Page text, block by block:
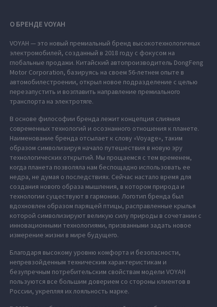
О БРЕНДЕ VOYAH
VOYAH — это новый премиальный бренд высокотехнологичных
электромобилей, созданный в 2018 году с фокусом на
глобальные продажи. Китайский автопроизводитель DongFeng
Motor Corporation, базируясь на своем 56-летнем опыте в
автомобилестроении, открыл новое подразделение с целью
перезапустить и возглавить направление премиального
транспорта на электротяге.
В основе философии бренда лежит концепция слияния
современных технологий и осознанного отношения к планете.
Наименование бренда отсылает к слову «Voyage», таким
образом символизируя начало путешествия в новую эру
технологических открытий. Мы прощаемся с тем временем,
когда планета позволяла нам беспощадно использовать ее
недра, не думая о последствиях. Сейчас настало время для
создания нового образа мышления, в котором природа и
технологии существуют в гармонии. Логотип бренда был
вдохновлен образом парящей птицы, расправленные крылья
которой символизируют великую силу природы в сочетании с
инновационными технологиями, призванными задать новое
измерение жизни в мире будущего.
Благодаря высокому уровню комфорта и безопасности,
непревзойденным техническим характеристикам и
безупречным потребительским свойствам модели VOYAH
пользуются все большим доверием со стороны клиентов в
России, укрепляя их лояльность марке.